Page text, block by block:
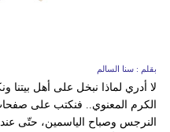
بقلم : سنا السالم
لا أدري لماذا نبخل على أهل
الكرم المعنوي.. فنكتب على
النرجس وصباح الياسمين، حتّى